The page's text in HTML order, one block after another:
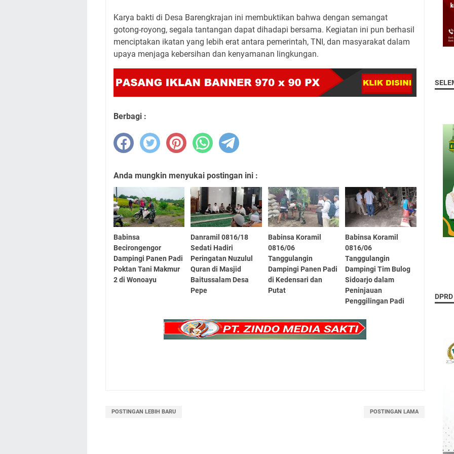
Karya bakti di Desa Barengkrajan ini membuktikan bahwa dengan semangat
gotong-royong, segala tantangan dapat dihadapi bersama. Kegiatan ini pun berhasil
menciptakan ikatan yang lebih erat antara pemerintah, TNI, dan masyarakat dalam
upaya menjaga kebersihan dan kenyamanan lingkungan.
Berbagi :
Anda mungkin menyukai postingan ini :
Babinsa
Becirongengor
Dampingi Panen Padi
Poktan Tani Makmur
2 di Wonoayu
Danramil 0816/18
Sedati Hadiri
Peringatan Nuzulul
Quran di Masjid
Baitussalam Desa
Pepe
Babinsa Koramil
0816/06
Tanggulangin
Dampingi Panen Padi
di Kedensari dan
Putat
Babinsa Koramil
0816/06
Tanggulangin
Dampingi Tim Bulog
Sidoarjo dalam
Peninjauan
Penggilingan Padi
POSTINGAN LEBIH BARU POSTINGAN LAMA